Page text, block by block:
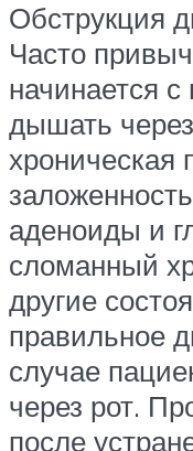
Обструкция
Часто
начинается
дышать
хроническая
аденоиды и
сломанный
другие
правильное
случае
через рот.
после